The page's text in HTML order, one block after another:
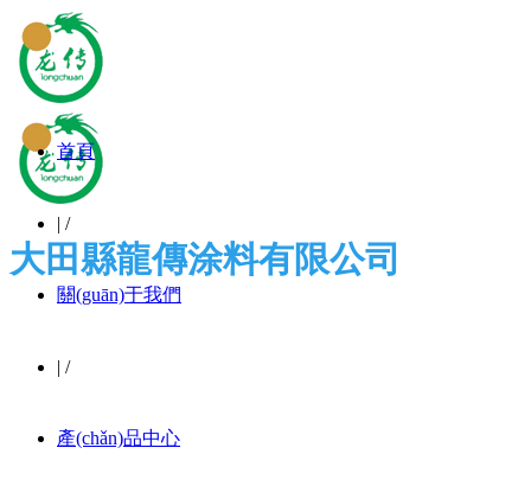
大田縣龍傳涂料有限公司
首頁
| /
關(guān)于我們
| /
產(chǎn)品中心